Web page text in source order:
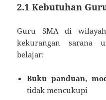
2.1 Kebutuhan
Guru SMA di
kekurangan sarana
belajar:
Buku panduan,
tidak mencukupi